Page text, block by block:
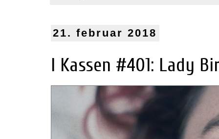
21. februar 2018
I Kassen #401: Lady